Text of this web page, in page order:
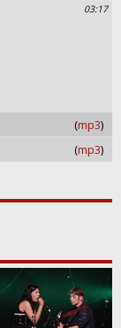
03:17
(mp3)
(mp3)